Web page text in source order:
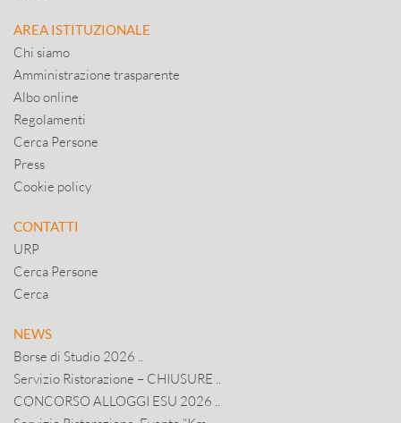
AREA ISTITUZIONALE
Chi siamo
Amministrazione trasparente
Albo online
Regolamenti
Cerca Persone
Press
Cookie policy
CONTATTI
URP
Cerca Persone
Cerca
NEWS
Borse di Studio 2026 ..
Servizio Ristorazione – CHIUSURE ..
CONCORSO ALLOGGI ESU 2026 ..